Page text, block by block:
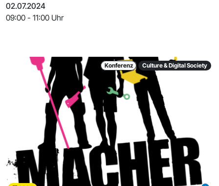
02.07.2024
09:00 - 11:00 Uhr
Konferenz Culture & Digital Society